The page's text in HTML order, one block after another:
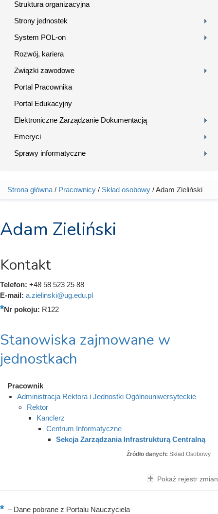
Struktura organizacyjna
Strony jednostek
System POL-on
Rozwój, kariera
Związki zawodowe
Portal Pracownika
Portal Edukacyjny
Elektroniczne Zarządzanie Dokumentacją
Emeryci
Sprawy informatyczne
Jesteś tutaj
Strona główna / Pracownicy / Skład osobowy / Adam Zieliński
Adam Zieliński
Kontakt
Telefon: +48 58 523 25 88
E-mail: a.zielinski@ug.edu.pl
Nr pokoju: R122
Stanowiska zajmowane w
jednostkach
Pracownik
Administracja Rektora i Jednostki Ogólnouniwersyteckie
Rektor
Kanclerz
Centrum Informatyczne
Sekcja Zarządzania Infrastrukturą Centralną
Źródło danych: Skład Osobowy
Pokaż rejestr zmian
–Dane pobrane z Portalu Nauczyciela